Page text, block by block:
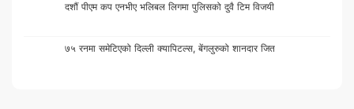
दशौं पीएम कप एनभीए भलिबल लिगमा पुलिसको दुवै टिम विजयी
७५ रनमा समेटिएको दिल्ली क्यापिटल्स, बेंगलुरुको शानदार जित